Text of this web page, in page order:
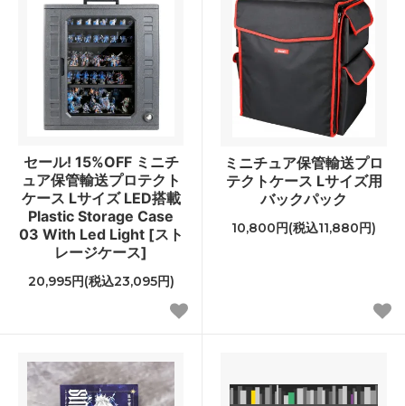
セール! 15%OFF ミニチ
ュア保管輸送プロテクト
ケース Lサイズ LED搭載
Plastic Storage Case
03 With Led Light [スト
レージケース]
20,995円(税込23,095円)
ミニチュア保管輸送プロ
テクトケース Lサイズ用
バックパック
10,800円(税込11,880円)